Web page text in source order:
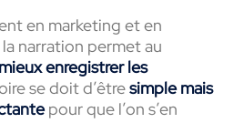
en marketing et en
narration permet au
enregistrer les
se doit d’êtresimple mais
pour que l’on s’en